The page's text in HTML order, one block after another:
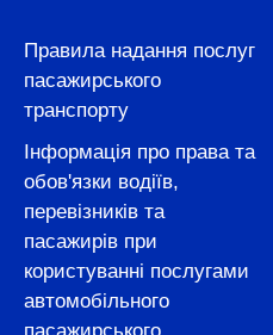
Правила надання послуг
пасажирського
транспорту
Інформація про права та
обов'язки водіїв,
перевізників та
пасажирів при
користуванні послугами
автомобільного